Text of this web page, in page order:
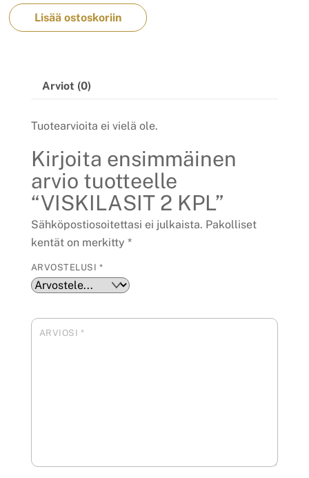
Lisää ostoskoriin
Arviot (0)
Tuotearvioita ei vielä ole.
Kirjoita ensimmäinen
arvio tuotteelle
“VISKILASIT 2 KPL”
Sähköpostiosoitettasi ei julkaista. Pakolliset
kentät on merkitty *
ARVOSTELUSI *
ARVIOSI *